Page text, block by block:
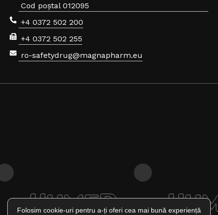
Cod poștal 012095
+4 0372 502 200
+4 0372 502 255
ro-safetydrug@magnapharm.eu
·
Folosim cookie-uri pentru a-ți oferi cea mai bună experiență